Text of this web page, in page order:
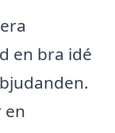
en bra idé
en